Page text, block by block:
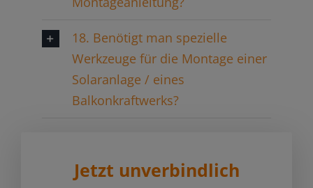
18. Benötigt man spezielle
Werkzeuge für die Montage einer
Solaranlage / eines
Balkonkraftwerks?
Jetzt unverbindlich